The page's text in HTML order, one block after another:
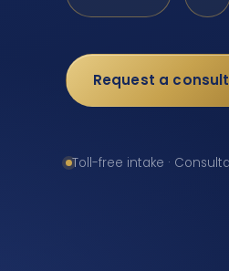
Request a
Toll-free intake ·